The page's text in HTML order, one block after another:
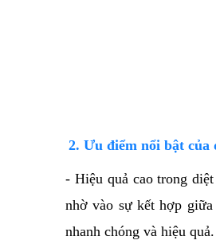
2. Ưu điểm nổi bật của
- Hiệu quả cao trong
nhờ vào sự kết hợp
nhanh chóng và hiệu quả.